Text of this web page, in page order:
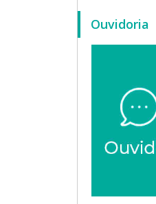
Ouvidoria